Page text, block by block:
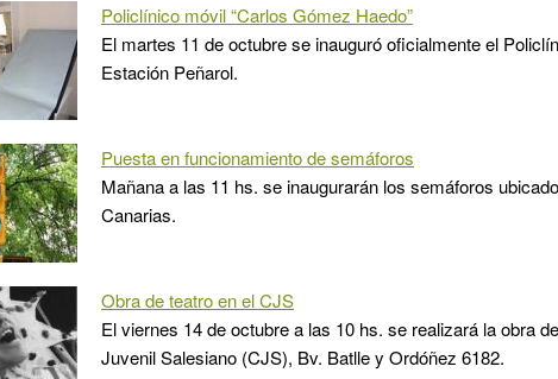
Policlínico móvil “Carlos Gómez Haedo”
El martes 11 de octubre se inauguró oficialmente el
Estación Peñarol.
Puesta en funcionamiento de semáforos
Mañana a las 11 hs. se inaugurarán los semáforos
Canarias.
Obra de teatro en el CJS
El viernes 14 de octubre a las 10 hs. se realizará la obra
Juvenil Salesiano (CJS), Bv. Batlle y Ordóñez 6182.